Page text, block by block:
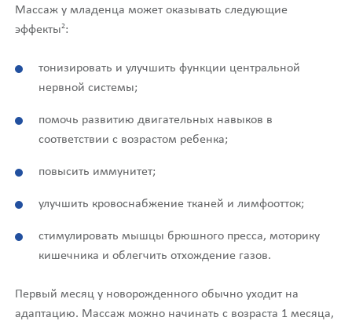
Массаж у младенца может оказывать следующие
эффекты2:
тонизировать и улучшить функции центральной
нервной системы;
помочь развитию двигательных навыков в
соответствии с возрастом ребенка;
повысить иммунитет;
улучшить кровоснабжение тканей и лимфоотток;
стимулировать мышцы брюшного пресса, моторику
кишечника и облегчить отхождение газов.
Первый месяц у новорожденного обычно уходит на
адаптацию. Массаж можно начинать с возраста 1 месяца,